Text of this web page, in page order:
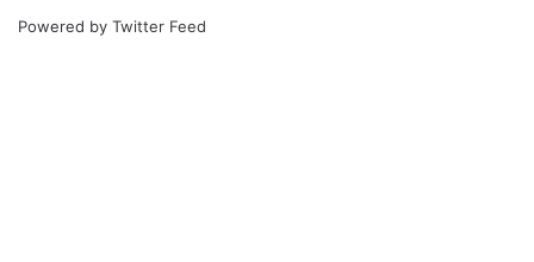
Powered by Twitter Feed